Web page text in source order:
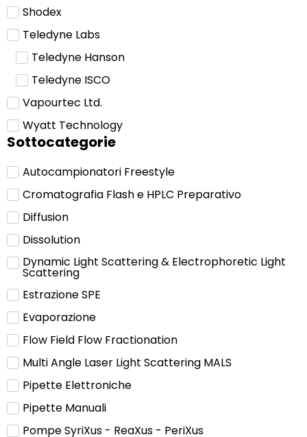
Shodex
Teledyne Labs
Teledyne Hanson
Teledyne ISCO
Vapourtec Ltd.
Wyatt Technology
Sottocategorie
Autocampionatori Freestyle
Cromatografia Flash e HPLC Preparativo
Diffusion
Dissolution
Dynamic Light Scattering & Electrophoretic Light
Scattering
Estrazione SPE
Evaporazione
Flow Field Flow Fractionation
Multi Angle Laser Light Scattering MALS
Pipette Elettroniche
Pipette Manuali
Pompe SyriXus - ReaXus - PeriXus